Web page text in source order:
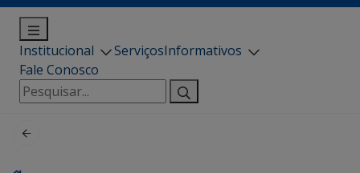
Institucional ServiçosInformativos
Fale Conosco
Pesquisar
por: